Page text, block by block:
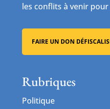
les conflits à venir
FAIRE UN DON
Rubriques
Politique